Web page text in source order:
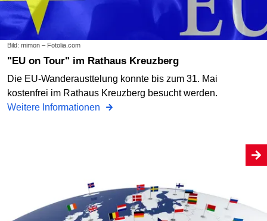
Bild: mimon – Fotolia.com
"EU on Tour" im Rathaus Kreuzberg
Die EU-Wanderausttelung konnte bis zum 31. Mai
kostenfrei im Rathaus Kreuzberg besucht werden.
Weitere Informationen